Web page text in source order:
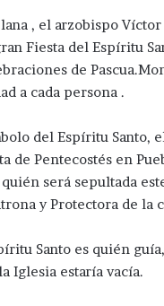
, el arzobispo
Fiesta del Espíritu
de
a cada persona .
del Espíritu Santo,
de Pentecostés en
será sepultada
y Protectora de la
Santo es quién
Iglesia estaría vacía.